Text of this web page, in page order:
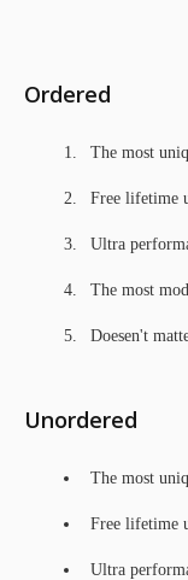
Ordered
The most
Free lifetime
Ultra
The most
Doesen't
Unordered
The most
Free lifetime
Ultra